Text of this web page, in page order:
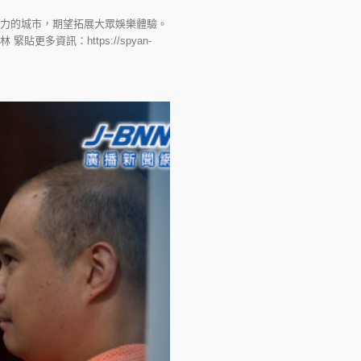
的城市，期望拓展大眾娛樂體驗。
緊貼更多資訊：https://spyan-